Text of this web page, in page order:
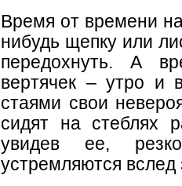
Время от времени
нибудь щепку или
передохнуть. А
вертячек – утро и
стаями свои
сидят на стеблях
увидев ее,
устремляются вслед